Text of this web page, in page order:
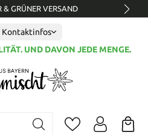
& GRÜNER VERSAND
Kontaktinfos
UND DAVON JEDE MENGE.
...